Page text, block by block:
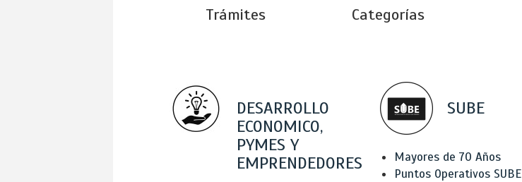
Trámites Categorías
DESARROLLO
ECONOMICO,
PYMES Y
EMPRENDEDORES
SUBE
Mayores de 70 Años
Puntos Operativos SUBE